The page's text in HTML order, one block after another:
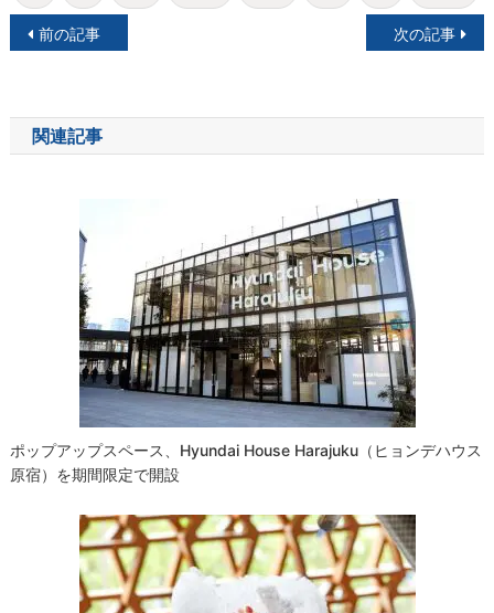
投
ナ
ビ
前の記事 次の記事
関連記事
ポップアップスペース、Hyundai House Harajuku（ヒョンデハウス
原宿）を期間限定で開設